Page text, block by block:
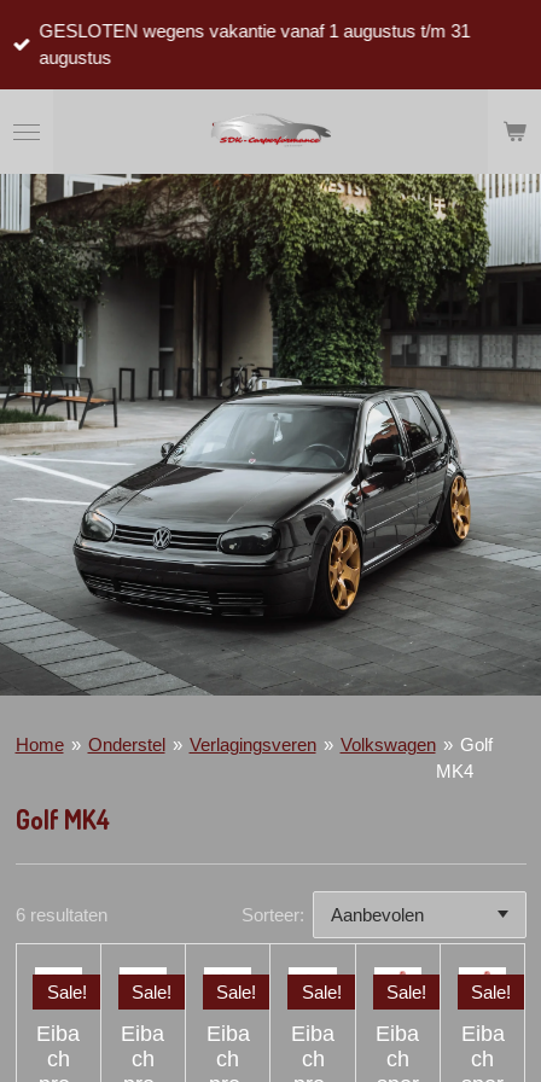
direct
hoofdinhoud
GESLOTEN wegens vakantie vanaf 1 augustus t/m 31
augustus
Home » Onderstel » Verlagingsveren » Volkswagen » Golf
MK4
Golf MK4
6 resultaten Sorteer:
Sale!
Eiba
ch
Sale!
Eiba
ch
Sale!
Eiba
ch
Sale!
Eiba
ch
Sale!
Eiba
ch
Sale!
Eiba
ch